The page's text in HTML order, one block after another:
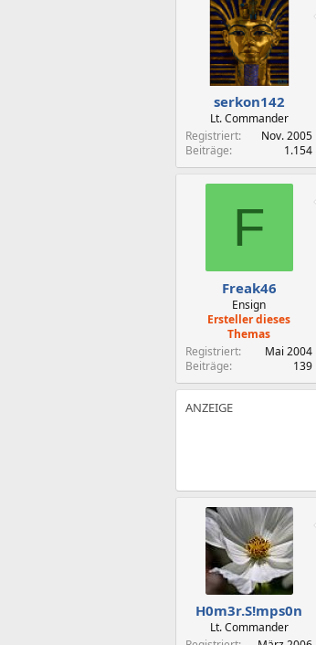
serkon142
Lt. Commander
Registriert
Nov. 2005
Beiträge
1.154
F
Freak46
Ensign
Ersteller dieses
Themas
Registriert
Mai 2004
Beiträge
139
H0m3r.S!mps0n
Lt. Commander